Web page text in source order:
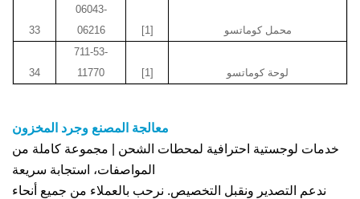
33
06043-
06216
[1] محمل كوماتسو
34
711-53-
11770
[1] لوحة كوماتسو
معالجة المصنع وجرد المخزون
خدمات لوجستية احترافية لمحطات الشحن | مجموعة كاملة من
المواصفات، استجابة سريعة
ندعم التصدير ونقبل التخصيص. نرحب بالعملاء من جميع أنحاء